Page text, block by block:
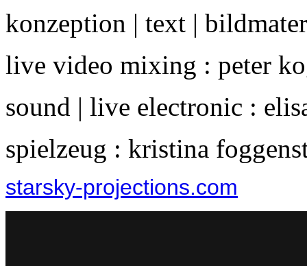
konzeption | text |
live video mixing : peter
sound | live electronic :
spielzeug : kristina
starsky-projections.com